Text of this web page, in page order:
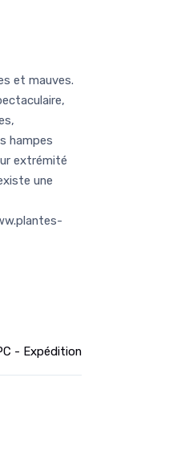
et mauves.
hampes
extrémité
une
- Expédition